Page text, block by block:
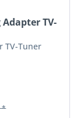
TV-
TV-Tuner
*